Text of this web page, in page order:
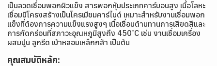
เป็นลวดเชื่อมพอกผิวแข็ง สารพอกหุ้มประเภทคาร์บอนสูง เนื้อโลหะ
เชื่อมมีโครงสร้างเป็นโครเมียมคาร์ไบด์ เหมาะสำหรับงานเชื่อมพอก
แข็งที่ต้องการความแข็งแรงสูงๆ เนื้อเชื่อมต้านทานการเสียดสีและ
การกัดกร่อนที่สภาวะอุณหภูมิสูงถึง 450 ํC เช่น งานเชื่อมเครื่อง
ผสมปูน ลูกรีด เบ้าหลอมเหล็กกล้า เป็นต้น
คุณสมบัติหลัก: